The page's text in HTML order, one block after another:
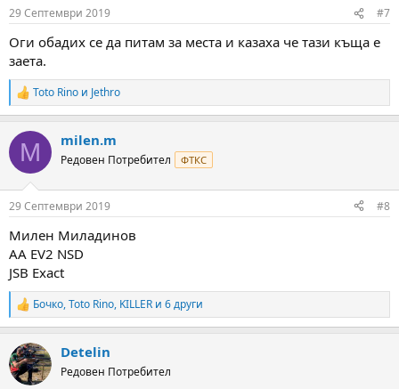
s
29 Септември 2019 #7
Оги обадих се да питам за места и казаха че тази къща е
заета.
R
e
c
i
s
Toto Rino и Jethro
M milen.m
Редовен Потребител ФТКС
29 Септември 2019 #8
Милен Миладинов
AA EV2 NSD
JSB Exact
R
e
c
t
i
Бочко,Toto Rino, KILLER и 6 други
Detelin
Редовен Потребител